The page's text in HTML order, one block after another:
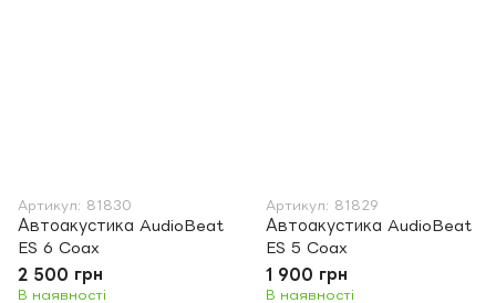
Артикул: 81830
Автоакустика AudioBeat
ES 6 Coax
2 500 грн
В наявності
Артикул: 81829
Автоакустика AudioBeat
ES 5 Coax
1 900 грн
В наявності